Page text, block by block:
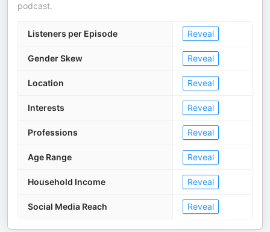
podcast.
Listeners per Episode Reveal
Gender Skew Reveal
Location Reveal
Interests Reveal
Professions Reveal
Age Range Reveal
Household Income Reveal
Social Media Reach Reveal